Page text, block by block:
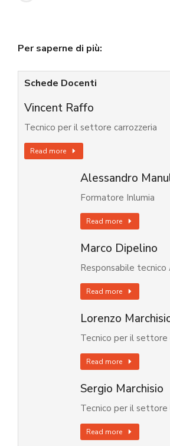
Per saperne di più:
Schede Docenti
Vincent Raffo
Tecnico per il settore carrozzeria
Read more
Alessandro
Formatore Inlumia
Read more
Marco Dipelino
Responsabile tecnico
Read more
Lorenzo
Tecnico per il settore
Read more
Sergio Marchisio
Tecnico per il settore
Read more